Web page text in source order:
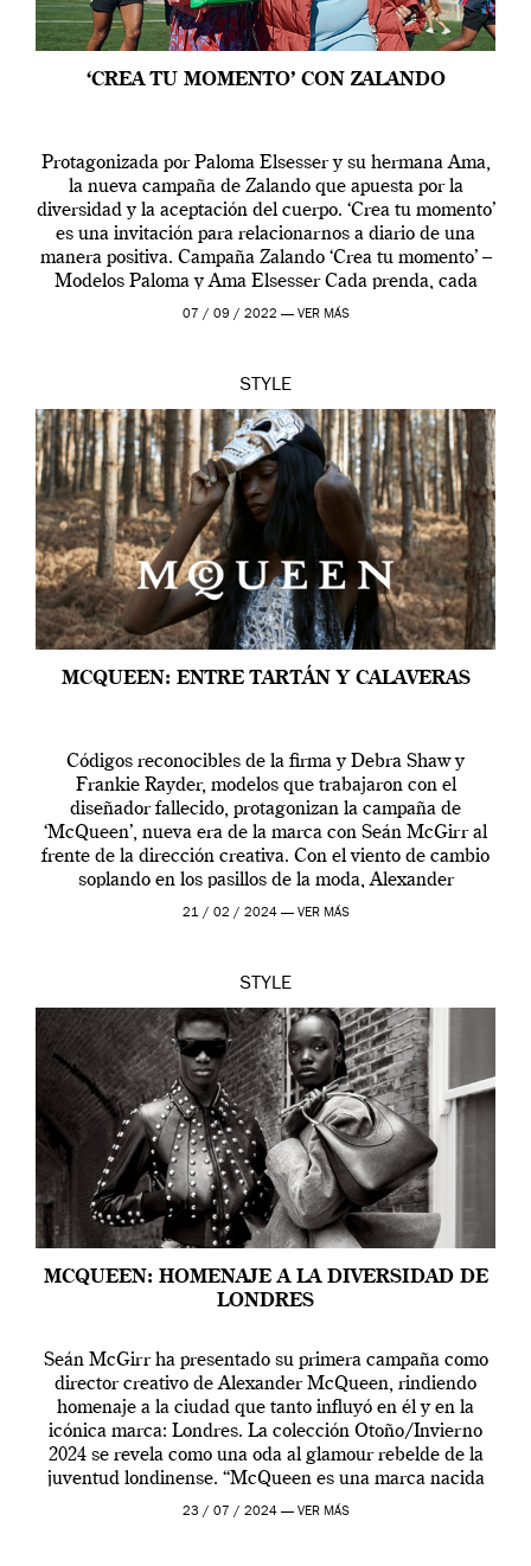
‘CREA TU MOMENTO’ CON ZALANDO
Protagonizada por Paloma Elsesser y su hermana Ama,
la nueva campaña de Zalando que apuesta por la
diversidad y la aceptación del cuerpo. ‘Crea tu momento’
es una invitación para relacionarnos a diario de una
manera positiva. Campaña Zalando ‘Crea tu momento’ –
Modelos Paloma y Ama Elsesser Cada prenda, cada
outfit, cada momento, caracteriza […]
07 / 09 / 2022 — VER MÁS
STYLE
MCQUEEN: ENTRE TARTÁN Y CALAVERAS
Códigos reconocibles de la firma y Debra Shaw y
Frankie Rayder, modelos que trabajaron con el
diseñador fallecido, protagonizan la campaña de
‘McQueen’, nueva era de la marca con Seán McGirr al
frente de la dirección creativa. Con el viento de cambio
soplando en los pasillos de la moda, Alexander
McQueen se prepara para una […]
21 / 02 / 2024 — VER MÁS
STYLE
MCQUEEN: HOMENAJE A LA DIVERSIDAD DE
LONDRES
Seán McGirr ha presentado su primera campaña como
director creativo de Alexander McQueen, rindiendo
homenaje a la ciudad que tanto influyó en él y en la
icónica marca: Londres. La colección Otoño/Invierno
2024 se revela como una oda al glamour rebelde de la
juventud londinense. “McQueen es una marca nacida
en Londres y siempre ha […]
23 / 07 / 2024 — VER MÁS